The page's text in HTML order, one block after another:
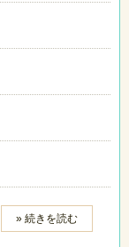
» 続きを読む